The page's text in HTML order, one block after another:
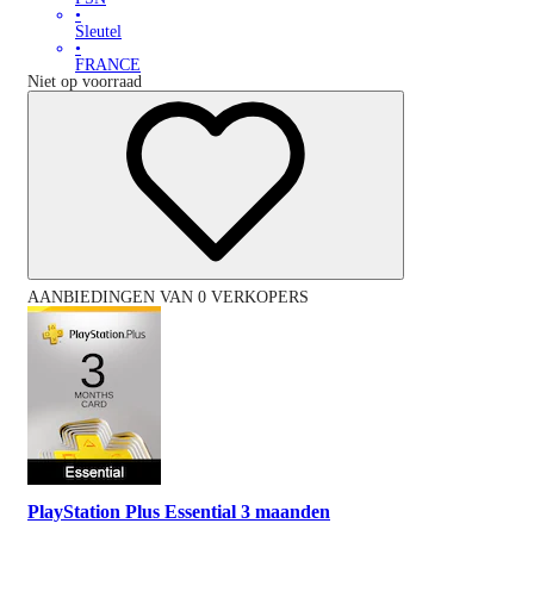
•
Sleutel
•
FRANCE
Niet op voorraad
AANBIEDINGEN VAN 0 VERKOPERS
PlayStation Plus Essential 3 maanden